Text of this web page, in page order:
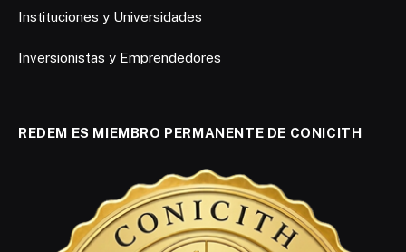
Instituciones y Universidades
Inversionistas y Emprendedores
REDEM ES MIEMBRO PERMANENTE DE CONICITH